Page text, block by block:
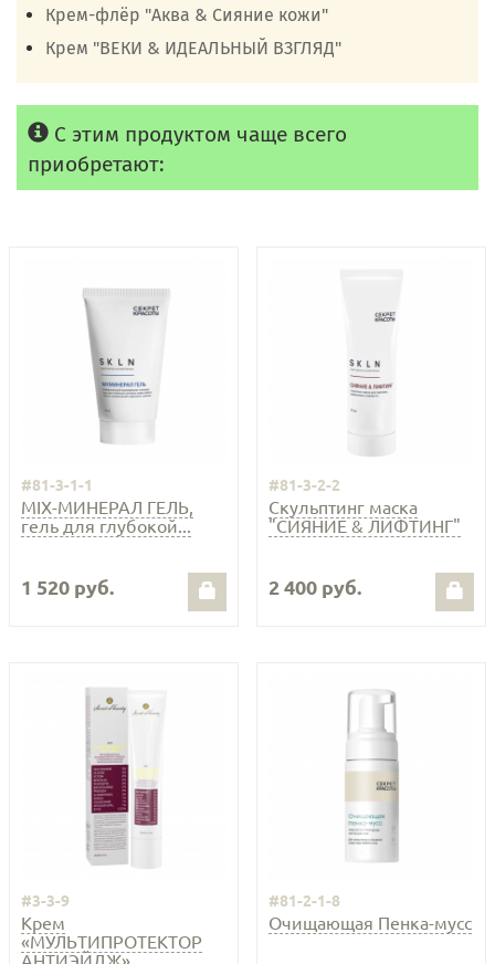
Крем-флёр "Аква & Сияние кожи"
Крем "ВЕКИ & ИДЕАЛЬНЫЙ ВЗГЛЯД"
С этим продуктом чаще всего
приобретают:
#81-3-1-1
MIX-МИНЕРАЛ ГЕЛЬ,
гель для глубокой...
1 520 руб.
#81-3-2-2
Скульптинг маска
"СИЯНИЕ & ЛИФТИНГ"
2 400 руб.
#3-3-9
Крем
«МУЛЬТИПРОТЕКТОР
АНТИЭЙДЖ»
#81-2-1-8
Очищающая Пенка-мусс